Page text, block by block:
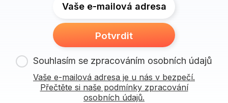
Vaše e-mailová adresa
Potvrdit
Souhlasím se zpracováním osobních údajů
Vaše e-mailová adresa je u nás v bezpečí.
Přečtěte si naše podmínky zpracování
osobních údajů.